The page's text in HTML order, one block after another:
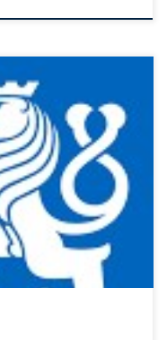
2025 ke stažení zde.